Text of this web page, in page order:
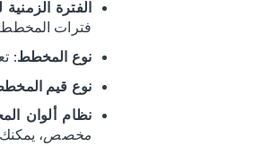
الفترة
فترات
نوع المخطط:
نوع قيم
نظام ألوان
مخصص،